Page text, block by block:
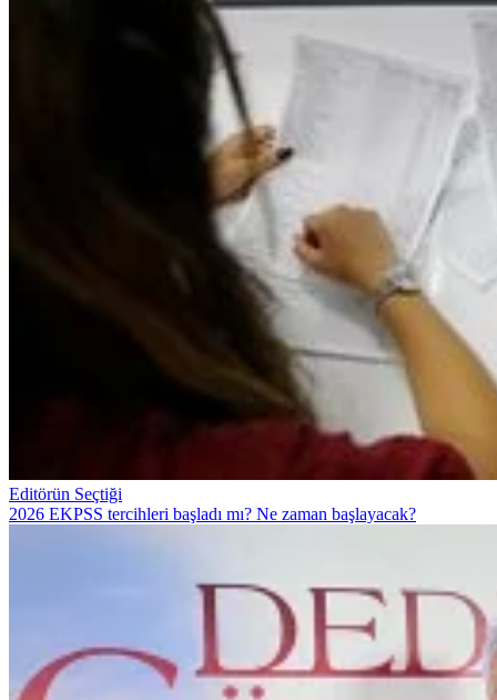
Editörün Seçtiği
2026 EKPSS tercihleri başladı mı? Ne zaman başlayacak?